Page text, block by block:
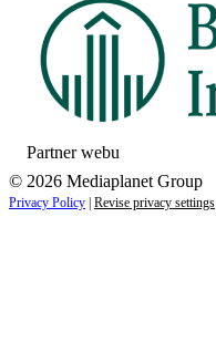
Partner webu
© 2026 Mediaplanet Group
Privacy Policy Revise privacy settings